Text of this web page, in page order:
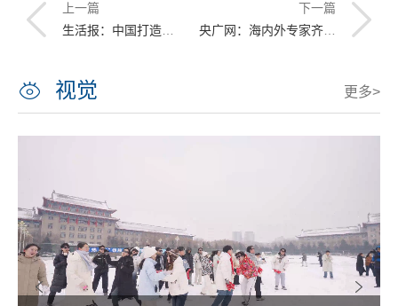
上一篇
生活报：中国打造最新科考船“雪龙2” 主要技术力量来自咱哈工程
下一篇
央广网：海内外专家齐聚哈工程 探讨极地装备与技术
视觉 更多>